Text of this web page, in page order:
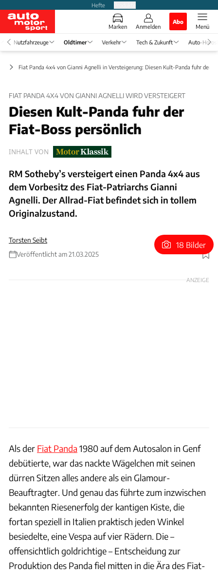
Hefte
Marken Anmelden
Abo
Menü
Nutzfahrzeuge Oldtimer Verkehr Tech & Zukunft Auto-
Fiat Panda 4x4 von Gianni Agnelli in Versteigerung: Diesen Kult-Panda fuhr der
FIAT PANDA 4X4 VON GIANNI AGNELLI WIRD VERSTEIGERT
Diesen Kult-Panda fuhr der
Fiat-Boss persönlich
INHALT VON
RM Sotheby’s versteigert einen Panda 4x4 aus
dem Vorbesitz des Fiat-Patriarchs Gianni
Agnelli. Der Allrad-Fiat befindet sich in tollem
Originalzustand.
Torsten Seibt
Veröffentlicht am 21.03.2025
Foto: RM Sothebys
18 Bilder
ANZEIGE
Als der Fiat Panda 1980 auf dem Autosalon in Genf
debütierte, war das nackte Wägelchen mit seinen
dürren Sitzen alles andere als ein Glamour-
Beauftragter. Und genau das führte zum inzwischen
bekannten Riesenerfolg der kantigen Kiste, die
fortan speziell in Italien praktisch jeden Winkel
besiedelte, eine Vespa auf vier Rädern. Die –
offensichtlich goldrichtige – Entscheidung zur
Produktion des Panda fiel mitten in die Ära des Fiat-